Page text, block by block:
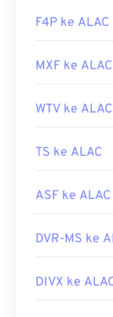
F4P ke ALAC
MXF ke ALAC
WTV ke ALAC
TS ke ALAC
ASF ke ALAC
DVR-MS ke
DIVX ke